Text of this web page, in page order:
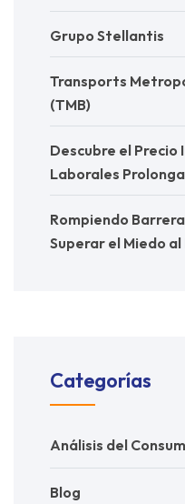
Grupo Stellantis
Transports
(TMB)
Descubre el Precio
Laborales
Rompiendo
Superar el Miedo al
Categorías
Análisis del
Blog